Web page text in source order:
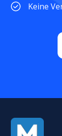
Keine